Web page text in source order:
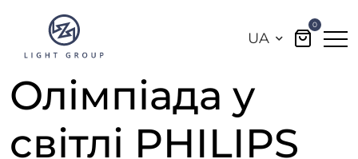
UA
0
Олімпіада у
світлі PHILIPS